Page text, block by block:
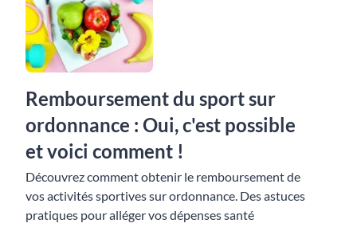
Remboursement du sport sur
ordonnance : Oui, c'est possible
et voici comment !
Découvrez comment obtenir le remboursement de
vos activités sportives sur ordonnance. Des astuces
pratiques pour alléger vos dépenses santé